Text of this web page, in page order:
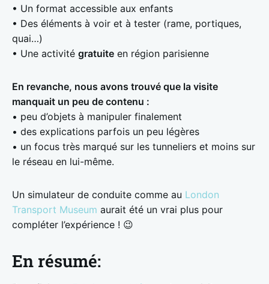
• Un format accessible aux enfants
• Des éléments à voir et à tester (rame, portiques,
quai…)
• Une activité gratuite en région parisienne
En revanche, nous avons trouvé que la visite
manquait un peu de contenu :
• peu d’objets à manipuler finalement
• des explications parfois un peu légères
• un focus très marqué sur les tunneliers et moins sur
le réseau en lui-même.
Un simulateur de conduite comme au London
Transport Museum aurait été un vrai plus pour
compléter l’expérience ! 😉
En résumé: